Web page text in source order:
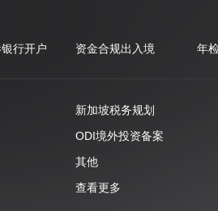
行开户 资金合规出入境
新加坡税务规划
ODI境外投资备案
其他
查看更多
年